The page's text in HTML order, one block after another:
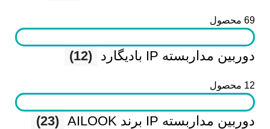
69 محصول
دوربین مداربسته IP بادیگارد (12)
12 محصول
دوربین مداربسته IP برند AILOOK (23)